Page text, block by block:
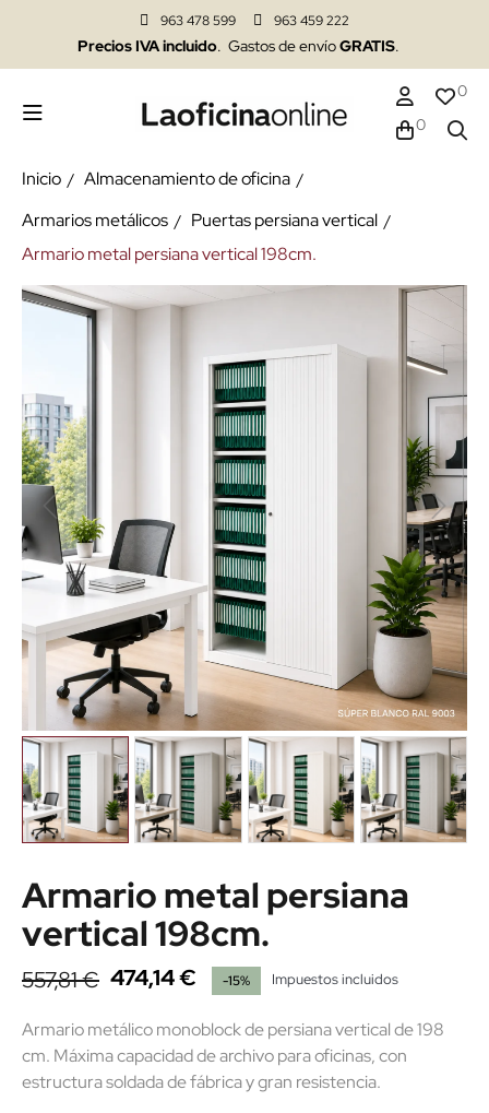
963 478 599 963 459 222
Precios IVA incluido. Gastos de envíoGRATIS.
0
0
Inicio
Almacenamiento de oficina
Armarios metálicos
Puertas persiana vertical
Armario metal persiana vertical 198cm.
Armario metal persiana
vertical 198cm.
557,81 € 474,14 € -15% Impuestos incluidos
Armario metálico monoblock de persiana vertical de 198
cm. Máxima capacidad de archivo para oficinas, con
estructura soldada de fábrica y gran resistencia.